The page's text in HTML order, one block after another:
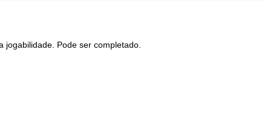
Pode ser completado.